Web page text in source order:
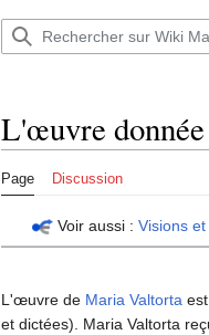
L'œuvre
Page Discussion
Voir aussi : Visions
L'œuvre de Maria Valtorta
et dictées). Maria Valtorta